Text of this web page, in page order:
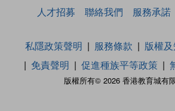
人才招募
聯絡我們 服務承諾
版權所有© 2026 香港教育城有
私隱政策聲明 服務條款
版權
免責聲明
促進種族平等政策